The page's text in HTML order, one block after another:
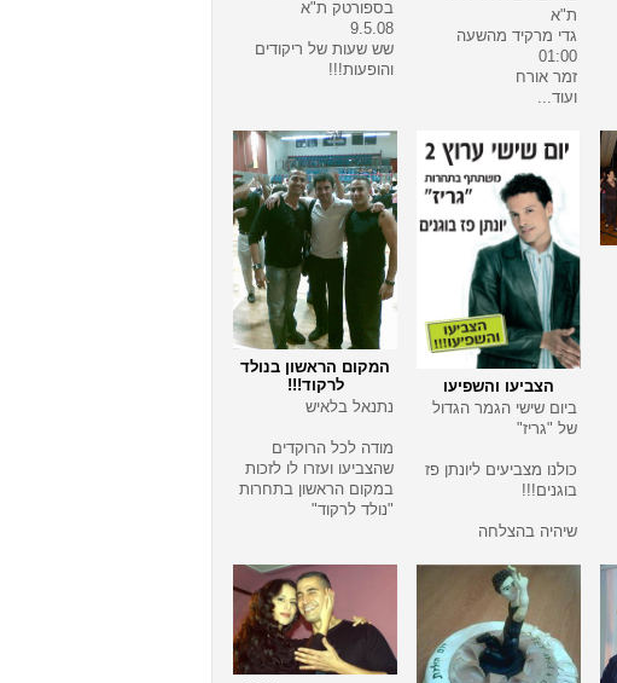
ת"א
גדי מרקיד מהשעה
01:00
זמר אורח
ועוד...
בספורטק ת"א
9.5.08
שש שעות של ריקודים
והופעות!!!
הצביעו והשפיעו
ביום שישי הגמר הגדול
של "גריז"
כולנו מצביעים ליונתן פז
בוגנים!!!
שיהיה בהצלחה
המקום הראשון בנולד
לרקוד!!!
נתנאל בלאיש
מודה לכל הרוקדים
שהצביעו ועזרו לו לזכות
במקום הראשון בתחרות
"נולד לרקוד"